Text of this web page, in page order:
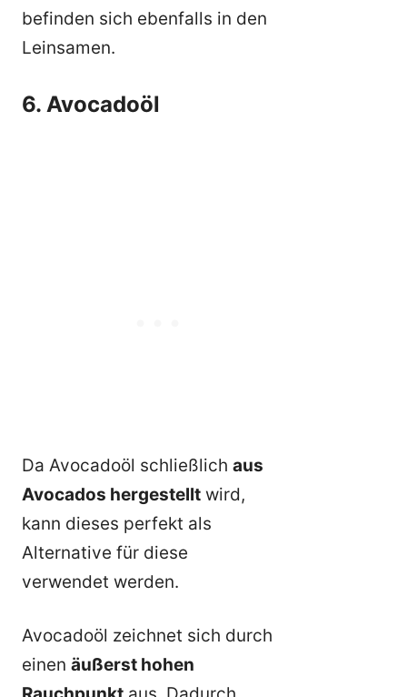
befinden sich ebenfalls in den
Leinsamen.
6. Avocadoöl
Da Avocadoöl schließlich aus
Avocados hergestellt wird,
kann dieses perfekt als
Alternative für diese
verwendet werden.
Avocadoöl zeichnet sich durch
einen äußerst hohen